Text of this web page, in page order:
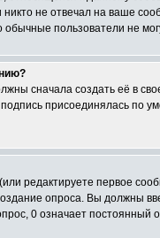
не отвечал на ваше
обычные пользователи не
сначала создать её в
присоединялась по
редактируете первое
опроса. Вы должны
0 означает постоянный